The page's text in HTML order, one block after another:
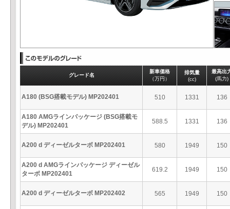
グレード名
新車価格
（万円）
排気量
(cc)
最高出
(馬力)
A180 (BSG搭載モデル) MP202401 510 1331 136
A180 AMGラインパッケージ (BSG搭載モ
デル) MP202401
588.5 1331 136
A200 d ディーゼルターボ MP202401 580 1949 150
A200 d AMGラインパッケージ ディーゼル
ターボ MP202401
619.2 1949 150
A200 d ディーゼルターボ MP202402 565 1949 150